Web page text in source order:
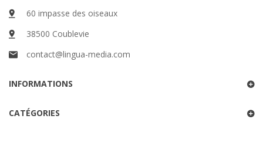
60 impasse des oiseaux
38500 Coublevie
contact@lingua-media.com
INFORMATIONS
CATÉGORIES